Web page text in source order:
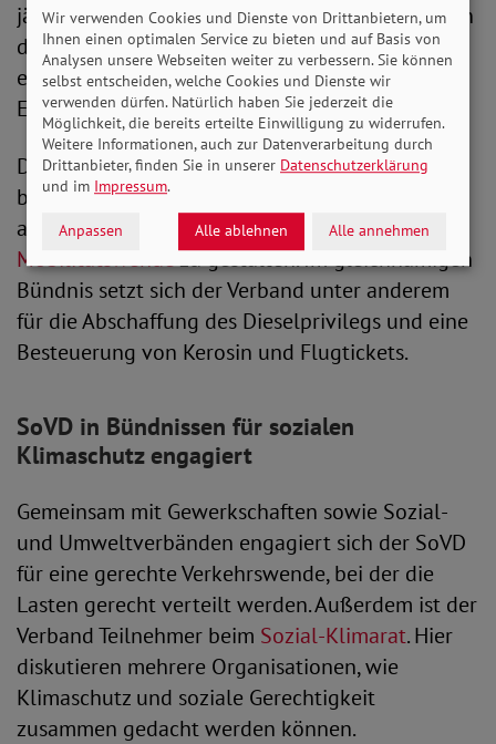
jährlich 35,8 Milliarden Euro – fast 25 Milliarden
davon im Verkehrsbereich. 4,7 Milliarden
entfallen auf die Landwirtschaft, 4,1 Milliarden
Euro auf die Industrie.
Der SoVD hat bereits mehrfacht angemahnt,
beim Abbau klimaschädlicher Subventionen
aktiv zu werden und einesozialverträgliche
Mobilitätswendezu gestalten. Im gleichnamigen
Bündnis setzt sich der Verband unter anderem
für die Abschaffung des Dieselprivilegs und eine
Besteuerung von Kerosin und Flugtickets.
SoVD in Bündnissen für sozialen
Klimaschutz engagiert
Gemeinsam mit Gewerkschaften sowie Sozial-
und Umweltverbänden engagiert sich der SoVD
für eine gerechte Verkehrswende, bei der die
Lasten gerecht verteilt werden. Außerdem ist der
Verband Teilnehmer beim Sozial-Klimarat. Hier
diskutieren mehrere Organisationen, wie
Klimaschutz und soziale Gerechtigkeit
zusammen gedacht werden können.
Wir verwenden Cookies und Dienste von Drittanbietern, um
Ihnen einen optimalen Service zu bieten und auf Basis von
Analysen unsere Webseiten weiter zu verbessern. Sie können
selbst entscheiden, welche Cookies und Dienste wir
verwenden dürfen. Natürlich haben Sie jederzeit die
Möglichkeit, die bereits erteilte Einwilligung zu widerrufen.
Weitere Informationen, auch zur Datenverarbeitung durch
Drittanbieter, finden Sie in unserer Datenschutzerklärung
und im Impressum.
Anpassen Alle ablehnen Alle annehmen